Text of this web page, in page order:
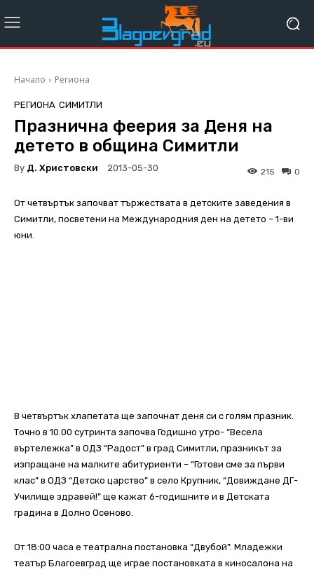
Начало Региона
РЕГИОНА СИМИТЛИ
Празнична феерия за Деня на
детето в община Симитли
By Д. Христовски 2013-05-30 0
215
От четвъртък започват тържествата в детските заведения в
Симитли, посветени на Международния ден на детето – 1-ви
юни.
В четвъртък хлапетата ще започнат деня си с голям празник.
Точно в 10.00 сутринта започва Годишно утро- “Весела
въртележка” в ОДЗ “Радост” в град Симитли, празникът за
изпращане на малките абитуриенти – “Готови сме за първи
клас” в ОДЗ “Детско царство” в село Крупник, “Довиждане ДГ-
Училище здравей!” ще кажат 6-годишните и в Детската
градина в Долно Осеново.
От 18:00 часа е театрална постановка “Двубой”. Младежки
театър Благоевград ще играе постановката в киносалона на